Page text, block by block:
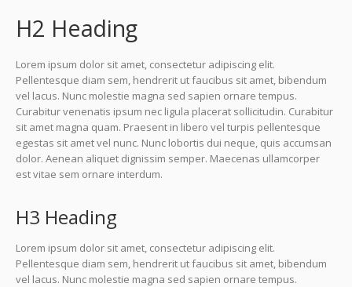
H2 Heading
Lorem ipsum dolor sit amet, consectetur adipiscing elit.
Pellentesque diam sem, hendrerit ut faucibus sit amet, bibendum
vel lacus. Nunc molestie magna sed sapien ornare tempus.
Curabitur venenatis ipsum nec ligula placerat sollicitudin. Curabitur
sit amet magna quam. Praesent in libero vel turpis pellentesque
egestas sit amet vel nunc. Nunc lobortis dui neque, quis accumsan
dolor. Aenean aliquet dignissim semper. Maecenas ullamcorper
est vitae sem ornare interdum.
H3 Heading
Lorem ipsum dolor sit amet, consectetur adipiscing elit.
Pellentesque diam sem, hendrerit ut faucibus sit amet, bibendum
vel lacus. Nunc molestie magna sed sapien ornare tempus.